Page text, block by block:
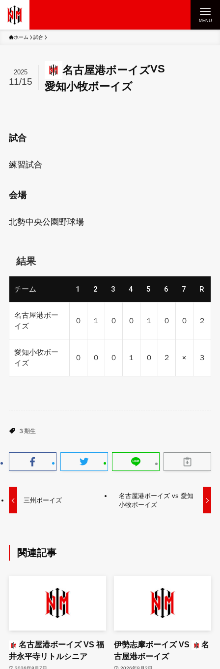
MENU
ホーム 試合
名古屋港ボーイズVS
愛知小牧ボーイズ
2025
11/15
試合
練習試合
会場
北勢中央公園野球場
結果
チーム 1 2 3 4 5 6 7 R
名古屋港ボー
イズ
０ １ ０ ０ １ ０ ０ ２
愛知小牧ボー
イズ
０ ０ ０ １ ０ ２ × ３
３期生
三州ボーイズ
名古屋港ボーイズ vs 愛知
小牧ボーイズ
関連記事
名古屋港ボーイズVS 福
井永平寺リトルシニア
伊勢志摩ボーイズVS
名
古屋港ボーイズ